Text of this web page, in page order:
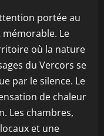
portée au
mémorable. Le
où la nature
du Vercors se
par le silence. Le
de chaleur
Les chambres,
et une